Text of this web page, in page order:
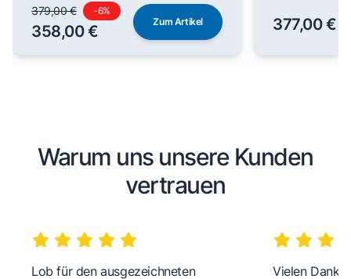
379,00 € -6%
358,00 €
Zum Artikel 377,00 €
Warum uns unsere Kunden
vertrauen
Lob für den ausgezeichneten
Vielen Dank